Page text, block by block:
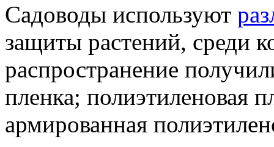
Садоводы используют
защиты растений, среди
распространение
пленка; полиэтиленовая
армированная